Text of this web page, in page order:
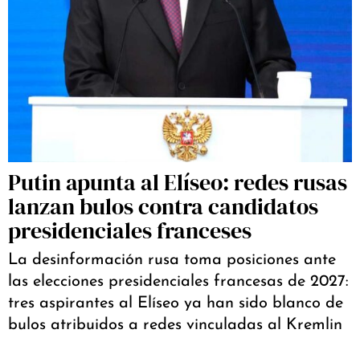
Putin apunta al Elíseo: redes rusas
lanzan bulos contra candidatos
presidenciales franceses
La desinformación rusa toma posiciones ante
las elecciones presidenciales francesas de 2027:
tres aspirantes al Elíseo ya han sido blanco de
bulos atribuidos a redes vinculadas al Kremlin